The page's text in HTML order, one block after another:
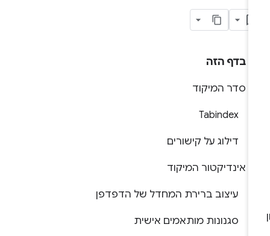
בדף הזה
סדר המיקוד
Tabindex
דילוג על קישורים
אינדיקטור המיקוד
עיצוב ברירת המחדל של הדפדפן
סגנונות מותאמים אישית